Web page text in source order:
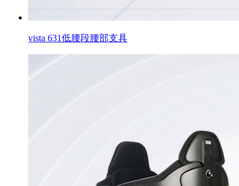
vista 631低腰段腰部支具